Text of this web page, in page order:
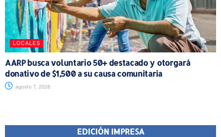
LOCALES
AARP busca voluntario 50+ destacado y otorgará
donativo de $1,500 a su causa comunitaria
agosto 7, 2026
EDICIÓN IMPRESA